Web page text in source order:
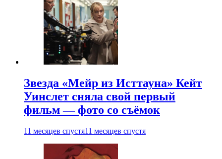
Звезда «Мейр из Исттауна» Кейт
Уинслет сняла свой первый
фильм — фото со съёмок
11 месяцев спустя11 месяцев спустя